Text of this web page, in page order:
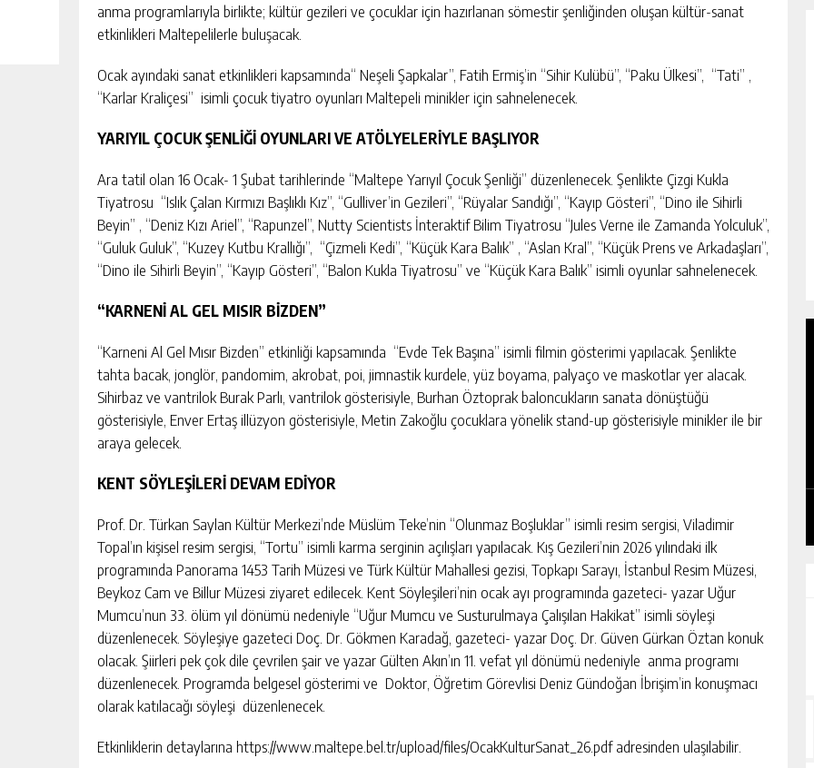
anma programlarıyla birlikte; kültür gezileri ve çocuklar için hazırlanan sömestir şenliğinden oluşan kültür-sanat
etkinlikleri Maltepelilerle buluşacak.
Ocak ayındaki sanat etkinlikleri kapsamında“ Neşeli Şapkalar”, Fatih Ermiş’in “Sihir Kulübü”, “Paku Ülkesi”, “Tati” ,
“Karlar Kraliçesi” isimli çocuk tiyatro oyunları Maltepeli minikler için sahnelenecek.
YARIYIL ÇOCUK ŞENLİĞİ OYUNLARI VE ATÖLYELERİYLE BAŞLIYOR
Ara tatil olan 16 Ocak- 1 Şubat tarihlerinde “Maltepe Yarıyıl Çocuk Şenliği” düzenlenecek. Şenlikte Çizgi Kukla
Tiyatrosu “Islık Çalan Kırmızı Başlıklı Kız”, “Gulliver’in Gezileri”, “Rüyalar Sandığı”, “Kayıp Gösteri”, “Dino ile Sihirli
Beyin” , “Deniz Kızı Ariel”, “Rapunzel”, Nutty Scientists İnteraktif Bilim Tiyatrosu “Jules Verne ile Zamanda Yolculuk”,
“Guluk Guluk”, “Kuzey Kutbu Krallığı”, “Çizmeli Kedi”, “Küçük Kara Balık” , “Aslan Kral”, “Küçük Prens ve Arkadaşları”,
“Dino ile Sihirli Beyin”, “Kayıp Gösteri”, “Balon Kukla Tiyatrosu” ve “Küçük Kara Balık” isimli oyunlar sahnelenecek.
“KARNENİ AL GEL MISIR BİZDEN”
“Karneni Al Gel Mısır Bizden” etkinliği kapsamında “Evde Tek Başına” isimli filmin gösterimi yapılacak. Şenlikte
tahta bacak, jonglör, pandomim, akrobat, poi, jimnastik kurdele, yüz boyama, palyaço ve maskotlar yer alacak.
Sihirbaz ve vantrilok Burak Parlı, vantrilok gösterisiyle, Burhan Öztoprak baloncukların sanata dönüştüğü
gösterisiyle, Enver Ertaş illüzyon gösterisiyle, Metin Zakoğlu çocuklara yönelik stand-up gösterisiyle minikler ile bir
araya gelecek.
KENT SÖYLEŞİLERİ DEVAM EDİYOR
Prof. Dr. Türkan Saylan Kültür Merkezi’nde Müslüm Teke’nin “Olunmaz Boşluklar” isimli resim sergisi, Viladimir
Topal’ın kişisel resim sergisi, “Tortu” isimli karma serginin açılışları yapılacak. Kış Gezileri’nin 2026 yılındaki ilk
programında Panorama 1453 Tarih Müzesi ve Türk Kültür Mahallesi gezisi, Topkapı Sarayı, İstanbul Resim Müzesi,
Beykoz Cam ve Billur Müzesi ziyaret edilecek. Kent Söyleşileri’nin ocak ayı programında gazeteci- yazar Uğur
Mumcu’nun 33. ölüm yıl dönümü nedeniyle “Uğur Mumcu ve Susturulmaya Çalışılan Hakikat” isimli söyleşi
düzenlenecek. Söyleşiye gazeteci Doç. Dr. Gökmen Karadağ, gazeteci- yazar Doç. Dr. Güven Gürkan Öztan konuk
olacak. Şiirleri pek çok dile çevrilen şair ve yazar Gülten Akın’ın 11. vefat yıl dönümü nedeniyle anma programı
düzenlenecek. Programda belgesel gösterimi ve Doktor, Öğretim Görevlisi Deniz Gündoğan İbrişim’in konuşmacı
olarak katılacağı söyleşi düzenlenecek.
Etkinliklerin detaylarına https://www.maltepe.bel.tr/upload/files/OcakKulturSanat_26.pdf adresinden ulaşılabilir.
GÜNLÜK HABER AKIŞI
RÜYADA ÇANTA GÖRMEK NEYE